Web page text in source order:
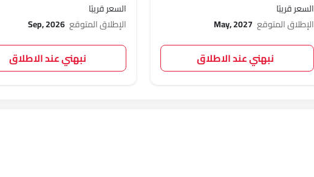
السعر قريبًا
الإطلاق المتوقع May, 2027
نبهني عند الاطلاق
السعر قريبًا
الإطلاق المتوقع Sep, 2026
نبهني عند الاطلاق